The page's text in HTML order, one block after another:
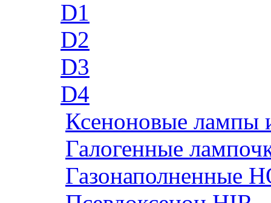
D1
D2
D3
D4
Ксеноновые лампы
Галогенные
Газонаполненные